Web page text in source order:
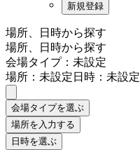
新規登録
場所、日時から探す
場所、日時から探す
会場タイプ：未設定
場所：未設定日時：未設定
会場タイプを選ぶ
場所を入力する
日時を選ぶ